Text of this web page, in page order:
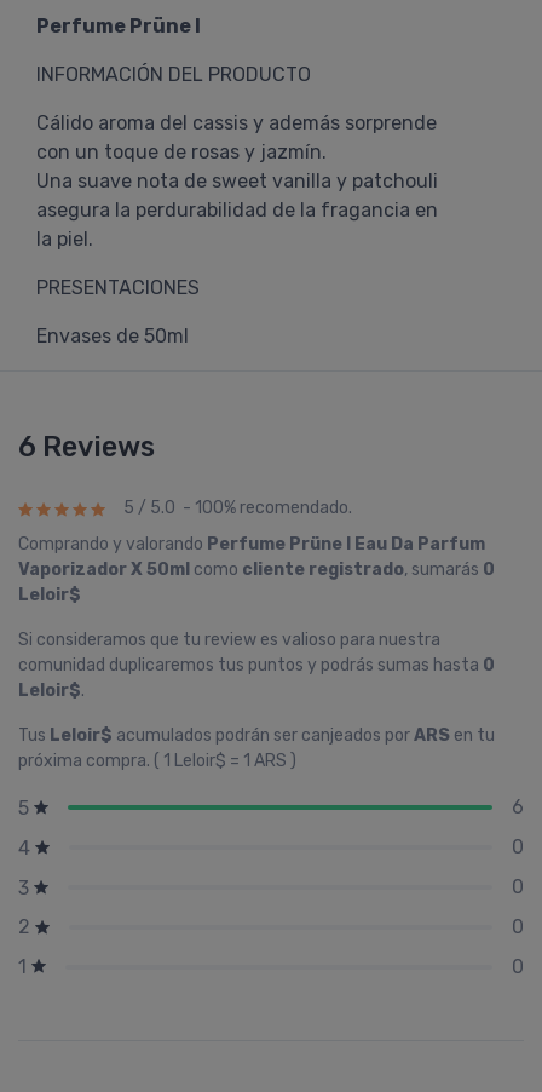
Perfume Prüne I
INFORMACIÓN DEL PRODUCTO
Cálido aroma del cassis y además sorprende
con un toque de rosas y jazmín.
Una suave nota de sweet vanilla y patchouli
asegura la perdurabilidad de la fragancia en
la piel.
PRESENTACIONES
Envases de 50ml
6 Reviews
5 / 5.0 - 100% recomendado.
Comprando y valorando Perfume Prüne I Eau Da Parfum
Vaporizador X 50ml como cliente registrado, sumarás 0
Leloir$
Si consideramos que tu review es valioso para nuestra
comunidad duplicaremos tus puntos y podrás sumas hasta 0
Leloir$.
Tus Leloir$ acumulados podrán ser canjeados porARS en tu
próxima compra. ( 1 Leloir$ = 1 ARS )
5
6
4
0
3
0
2
0
1
0